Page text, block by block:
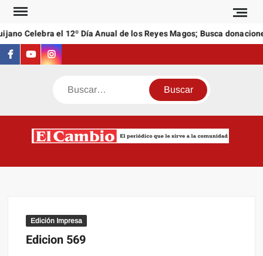
Saltar
contenidoCelebra el 12º Día Anual de los Reyes Magos; Busca
Facebook
YoutubeInstagram
Buscar
Edición Impresa
Edicion 569